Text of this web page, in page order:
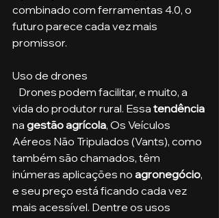
combinado com ferramentas 4.0, o
futuro parece cada vez mais
promissor.
Uso de drones
vida do produtor rural. Essa tendência
na gestão agrícola, Os Veículos
Aéreos Não Tripulados (Vants), como
também são chamados, têm
inúmeras aplicações no agronegócio,
e seu preço está ficando cada vez
mais acessível. Dentre os usos